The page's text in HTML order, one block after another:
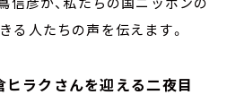
る人たちの声を伝えます。
ラクさんを迎える二夜目